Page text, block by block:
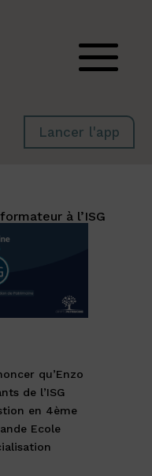
Lancer l'app
à l’ISG
qu’Enzo
de l’ISG
en 4ème
Ecole